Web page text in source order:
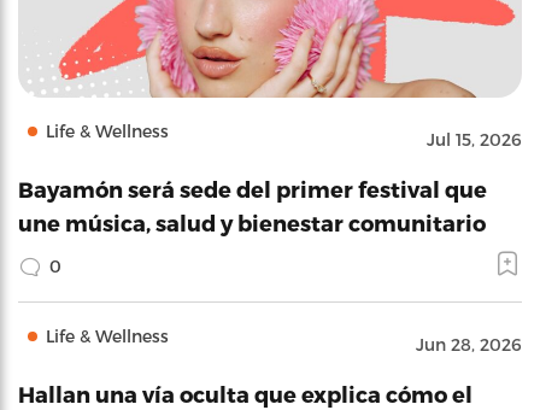
Life & Wellness Jul 15, 2026
Bayamón será sede del primer festival que
une música, salud y bienestar comunitario
0
Life & Wellness Jun 28, 2026
Hallan una vía oculta que explica cómo el